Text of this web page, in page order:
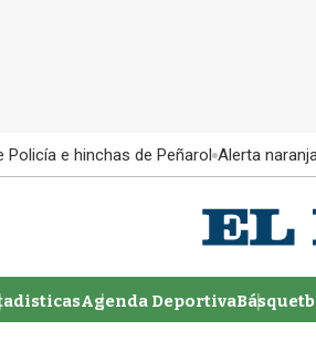
Policía e hinchas de Peñarol Alerta naranja
Agenda Deportiva